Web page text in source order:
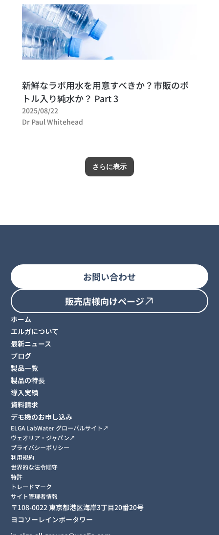
新鮮なラボ用水を用意すべきか？市販のボ
トル入り純水か？ Part 3
2025/08/22
Dr Paul Whitehead
さらに表示
お問い合わせ
販売店様向けページ
ホーム
エルガについて
最新ニュース
ブログ
製品一覧
製品の特長
導入実績
資料請求
デモ機のお申し込み
ELGA LabWater グローバルサイト↗︎
ヴェオリア・ジャパン↗︎
プライバシーポリシー
利用規約
世界的な法令順守
特許
トレードマーク
サイト管理者情報
〒108-0022 東京都港区海岸3丁目20番20号
ヨコソーレインボータワー